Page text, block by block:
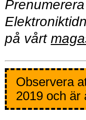
på vårt
Observera
2019 och är